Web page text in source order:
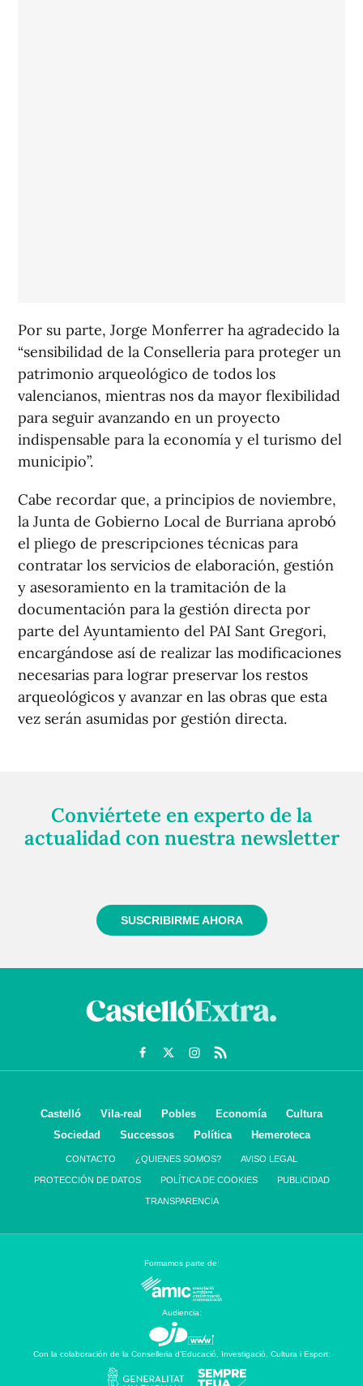
Por su parte, Jorge Monferrer ha agradecido la
“sensibilidad de la Conselleria para proteger un
patrimonio arqueológico de todos los
valencianos, mientras nos da mayor flexibilidad
para seguir avanzando en un proyecto
indispensable para la economía y el turismo del
municipio”.
Cabe recordar que, a principios de noviembre,
la Junta de Gobierno Local de Burriana aprobó
el pliego de prescripciones técnicas para
contratar los servicios de elaboración, gestión
y asesoramiento en la tramitación de la
documentación para la gestión directa por
parte del Ayuntamiento del PAI Sant Gregori,
encargándose así de realizar las modificaciones
necesarias para lograr preservar los restos
arqueológicos y avanzar en las obras que esta
vez serán asumidas por gestión directa.
Conviértete en experto de la
actualidad con nuestra newsletter
SUSCRIBIRME AHORA
Castelló Vila-real Pobles Economía
Cultura
Sociedad
Successos Política Hemeroteca
CONTACTO ¿QUIENES SOMOS? AVISO LEGAL
PROTECCIÓN DE DATOS POLÍTICA DE COOKIES PUBLICIDAD
TRANSPARENCIA
Formamos parte de:
Audiencia:
Con la colaboración de la Conselleria d’Educació, Investigació, Cultura i Esport: